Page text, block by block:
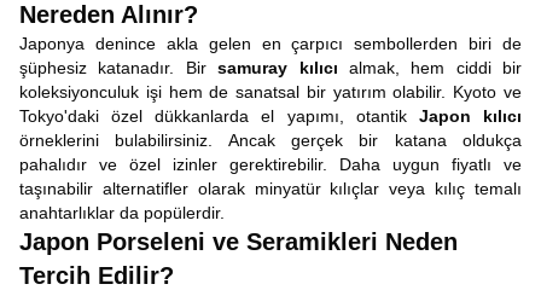
Nereden Alınır?
Japonya denince akla gelen en çarpıcı sembollerden biri de
şüphesiz katanadır. Birsamuray kılıcı almak, hem ciddi bir
koleksiyonculuk işi hem de sanatsal bir yatırım olabilir. Kyoto ve
Tokyo'daki özel dükkanlarda el yapımı, otantik Japon kılıcı
örneklerini bulabilirsiniz. Ancak gerçek bir katana oldukça
pahalıdır ve özel izinler gerektirebilir. Daha uygun fiyatlı ve
taşınabilir alternatifler olarak minyatür kılıçlar veya kılıç temalı
anahtarlıklar da popülerdir.
Japon Porseleni ve Seramikleri Neden
Tercih Edilir?